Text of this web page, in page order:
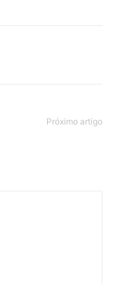
Próximo artigo